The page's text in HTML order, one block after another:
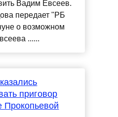
Вадим Евсеев.
передает "РБ
о возможном
......
приговор
Прокопьевой